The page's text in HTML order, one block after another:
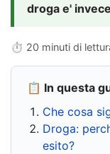
droga e'
⏱ 20 minuti di
📋 In questa
Che cosa
Droga:
esito?